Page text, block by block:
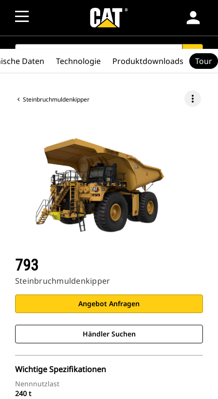
person
SEARCH search
Steinbruchmuldenkipper more_vert
793
Steinbruchmuldenkipper
Angebot Anfragen
Händler Suchen
Wichtige Spezifikationen
Nennnutzlast
240 t
Daten Technologie Produktdownloads Tour